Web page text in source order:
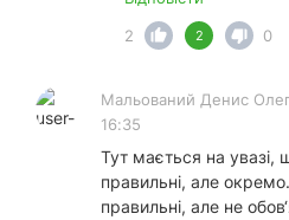
2
2 0
Мальований Денис
16:35
Тут мається на увазі,
правильні, але
правильні, але не